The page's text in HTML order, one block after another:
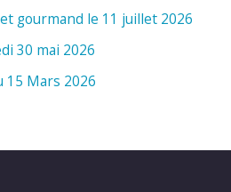
gourmand le 11 juillet 2026
30 mai 2026
15 Mars 2026